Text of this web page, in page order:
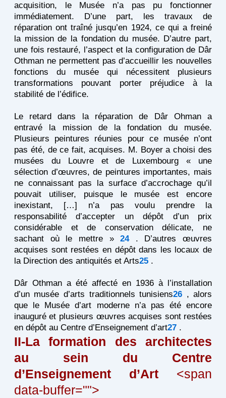
acquisition, le Musée n’a pas pu fonctionner
immédiatement. D’une part, les travaux de
réparation ont traîné jusqu’en 1924, ce qui a freiné
la mission de la fondation du musée. D’autre part,
une fois restauré, l’aspect et la configuration de Dâr
Othman ne permettent pas d’accueillir les nouvelles
fonctions du musée qui nécessitent plusieurs
transformations pouvant porter préjudice à la
stabilité de l’édifice.
Le retard dans la réparation de Dâr Ohman a
entravé la mission de la fondation du musée.
Plusieurs peintures réunies pour ce musée n’ont
pas été, de ce fait, acquises. M. Boyer a choisi des
musées du Louvre et de Luxembourg « une
sélection d’œuvres, de peintures importantes, mais
ne connaissant pas la surface d’accrochage qu’il
pouvait utiliser, puisque le musée est encore
inexistant, […] n’a pas voulu prendre la
responsabilité d’accepter un dépôt d’un prix
considérable et de conservation délicate, ne
sachant où le mettre »24. D’autres œuvres
acquises sont restées en dépôt dans les locaux de
la Direction des antiquités et Arts25.
Dâr Othman a été affecté en 1936 à l’installation
d’un musée d’arts traditionnels tunisiens26 , alors
que le Musée d’art moderne n’a pas été encore
inauguré et plusieurs œuvres acquises sont restées
en dépôt au Centre d’Enseignement d’art27.
II-La formation des architectes
au sein du Centre
d’Enseignement d’Art <span
data-buffer="">